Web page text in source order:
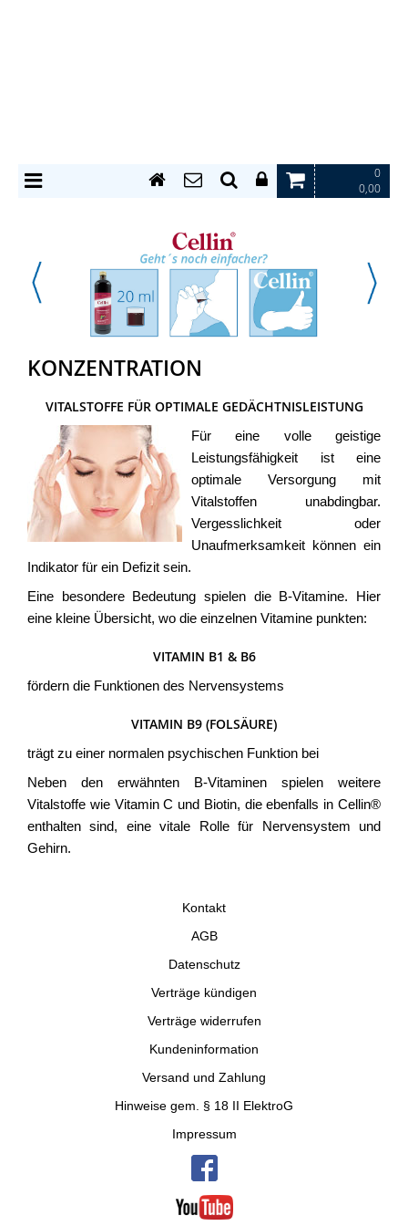
0
0,00
KONZENTRATION
VITALSTOFFE FÜR OPTIMALE GEDÄCHTNISLEISTUNG
Für eine volle geistige
Leistungsfähigkeit ist eine
optimale Versorgung mit
Vitalstoffen unabdingbar.
Vergesslichkeit oder
Unaufmerksamkeit können ein
Indikator für ein Defizit sein.
Eine besondere Bedeutung spielen die B-Vitamine. Hier
eine kleine Übersicht, wo die einzelnen Vitamine punkten:
VITAMIN B1 & B6
fördern die Funktionen des Nervensystems
VITAMIN B9 (FOLSÄURE)
trägt zu einer normalen psychischen Funktion bei
Neben den erwähnten B-Vitaminen spielen weitere
Vitalstoffe wie Vitamin C und Biotin, die ebenfalls in Cellin®
enthalten sind, eine vitale Rolle für Nervensystem und
Gehirn.
Kontakt
AGB
Datenschutz
Verträge kündigen
Verträge widerrufen
Kundeninformation
Versand und Zahlung
Hinweise gem. § 18 II ElektroG
Impressum